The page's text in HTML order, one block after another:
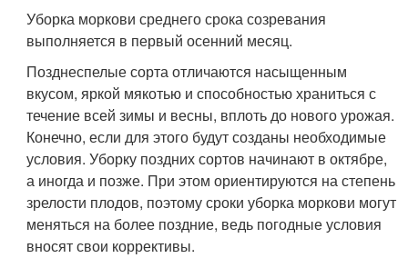
Уборка моркови среднего срока созревания
выполняется в первый осенний месяц.
Позднеспелые сорта отличаются насыщенным
вкусом, яркой мякотью и способностью храниться с
течение всей зимы и весны, вплоть до нового урожая.
Конечно, если для этого будут созданы необходимые
условия. Уборку поздних сортов начинают в октябре,
а иногда и позже. При этом ориентируются на степень
зрелости плодов, поэтому сроки уборка моркови могут
меняться на более поздние, ведь погодные условия
вносят свои коррективы.